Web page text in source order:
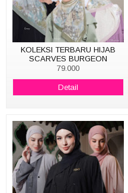
KOLEKSI TERBARU HIJAB
SCARVES BURGEON
79.000
Detail